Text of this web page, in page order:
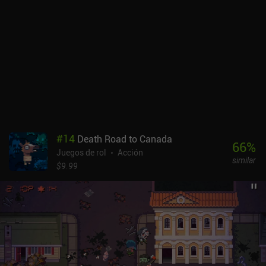
con moneda del juego, lo que facilita la compra del costoso equipo
premium y hace que los iAP para moneda adicional sean
completamente innecesarios. Si te gustan los juegos de lucha,
debes probar Shadow Fight, uno de los mejores para móvil.
#14 Death Road to Canada
Juegos de rol
Acción
$9.99
66%
similar